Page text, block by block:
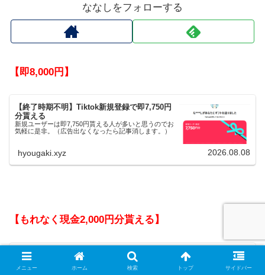
ななしをフォローする
【即8,000円】
【終了時期不明】Tiktok新規登録で即7,750円
分貰える
新規ユーザーは即7,750円貰える人が多いと思うのでお
気軽に是非。（広告出なくなったら記事消します。）
hyougaki.xyz 2026.08.08
【もれなく現金2,000円分貰える】
【現金2,000円＋2,000円】トーチーズ夏の投
トーチーズが【会員登録完了】で2,000円分、初回投資
メニュー ホーム 検索 トップ サイドバー